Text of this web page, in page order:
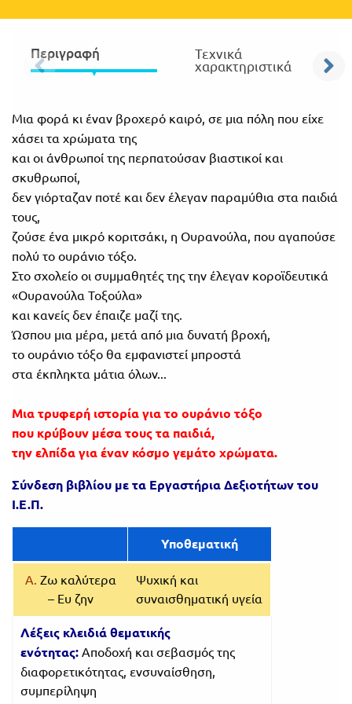
Πανελλήνιοι
Μαθητικοί
Διαγωνισμοί
Επιτραπέζια
Παιχνίδια
Ε.ΠΑΛ.
Για
το
λύκειο
Περιγραφή Τεχνικά
χαρακτηριστικά
Μια φορά κι έναν βροχερό καιρό, σε μια πόλη που είχε
χάσει τα χρώματα της
και οι άνθρωποί της περπατούσαν βιαστικοί και
σκυθρωποί,
δεν γιόρταζαν ποτέ και δεν έλεγαν παραμύθια στα παιδιά
τους,
ζούσε ένα μικρό κοριτσάκι, η Ουρανούλα, που αγαπούσε
πολύ το ουράνιο τόξο.
Στο σχολείο οι συμμαθητές της την έλεγαν κοροϊδευτικά
«Ουρανούλα Τοξούλα»
και κανείς δεν έπαιζε μαζί της.
Ώσπου μια μέρα, μετά από μια δυνατή βροχή,
το ουράνιο τόξο θα εμφανιστεί μπροστά
στα έκπληκτα μάτια όλων...
Μια τρυφερή ιστορία για το ουράνιο τόξο
που κρύβουν μέσα τους τα παιδιά,
την ελπίδα για έναν κόσμο γεμάτο χρώματα.
Σύνδεση βιβλίου με τα Εργαστήρια Δεξιοτήτων του
Ι.Ε.Π.
Υποθεματική
Α. Ζω καλύτερα
– Ευ ζην
Ψυχική και
συναισθηματική υγεία
Λέξεις κλειδιά θεματικής
ενότητας: Αποδοχή και σεβασμός της
διαφορετικότητας, ενσυναίσθηση,
συμπερίληψη